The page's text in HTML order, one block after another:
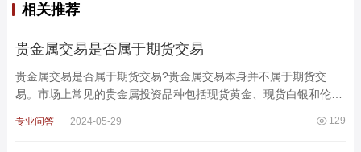
相关推荐
贵金属交易是否属于期货交易
贵金属交易是否属于期货交易?贵金属交易本身并不属于期货交
易。市场上常见的贵金属投资品种包括现货黄金、现货白银和伦敦
129
专业问答 2024-05-29